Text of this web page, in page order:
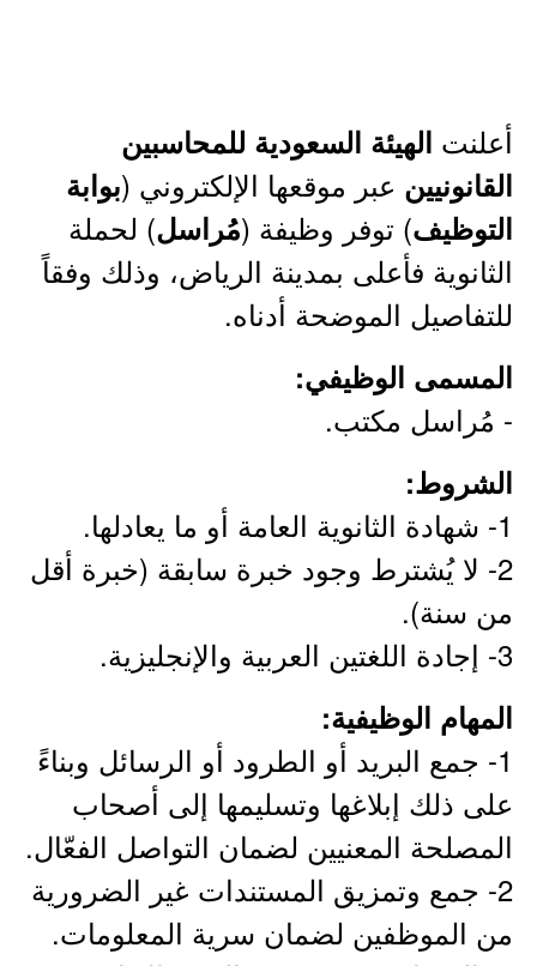
أعلنت الهيئة السعودية للمحاسبين
القانونيين عبر موقعها الإلكتروني (بوابة
التوظيف) توفر وظيفة (مُراسل) لحملة
الثانوية فأعلى بمدينة الرياض، وذلك وفقاً
للتفاصيل الموضحة أدناه.
المسمى الوظيفي:
- مُراسل مكتب.
الشروط:
1- شهادة الثانوية العامة أو ما يعادلها.
2- لا يُشترط وجود خبرة سابقة (خبرة أقل
من سنة).
3- إجادة اللغتين العربية والإنجليزية.
المهام الوظيفية:
1- جمع البريد أو الطرود أو الرسائل وبناءً
على ذلك إبلاغها وتسليمها إلى أصحاب
المصلحة المعنيين لضمان التواصل الفعّال.
2- جمع وتمزيق المستندات غير الضرورية
من الموظفين لضمان سرية المعلومات.